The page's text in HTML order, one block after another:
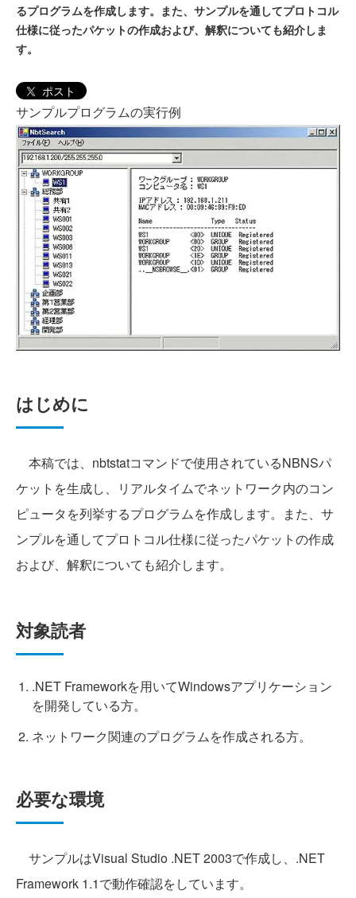
るプログラムを作成します。また、サンプルを通してプロトコル
仕様に従ったパケットの作成および、解釈についても紹介しま
す。
ポスト
サンプルプログラムの実行例
はじめに
本稿では、nbtstatコマンドで使用されているNBNSパ
ケットを生成し、リアルタイムでネットワーク内のコン
ピュータを列挙するプログラムを作成します。また、サ
ンプルを通してプロトコル仕様に従ったパケットの作成
および、解釈についても紹介します。
対象読者
.NET Frameworkを用いてWindowsアプリケーション
を開発している方。
ネットワーク関連のプログラムを作成される方。
必要な環境
サンプルはVisual Studio .NET 2003で作成し、.NET
Framework 1.1で動作確認をしています。